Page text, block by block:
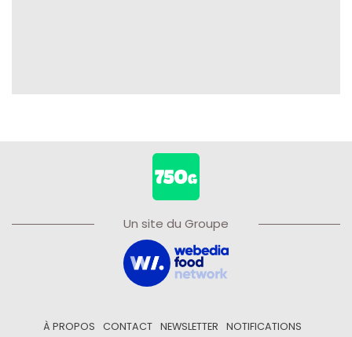
Un site du Groupe
À PROPOS CONTACT NEWSLETTER
NOTIFICATIONS